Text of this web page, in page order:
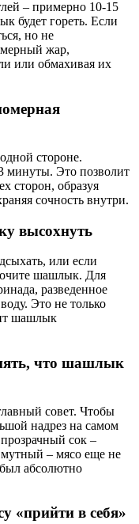
– примерно 10-15
будет гореть. Если
но не
жар,
или обмахивая их
стороне.
минуты. Это позволит
сторон, образуя
сочность внутри.
высохнуть
или если
шашлык. Для
разведенное
Это не только
шашлык
что шашлык
совет. Чтобы
надрез на самом
сок –
– мясо еще не
абсолютно
«прийти в себя»